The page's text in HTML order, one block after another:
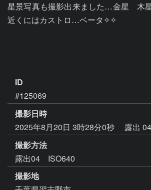
星景写真も撮影出来ました…金星　
近くにはカストロ…ベータ✧✧
ID
#125069
撮影日時
2025年8月20日 3時28分0秒
露出
撮影方法
露出04 ISO640
撮影地